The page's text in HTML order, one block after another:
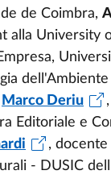
de Coimbra,
alla University
Marco Deriu
Editoriale e
,
- DUSIC